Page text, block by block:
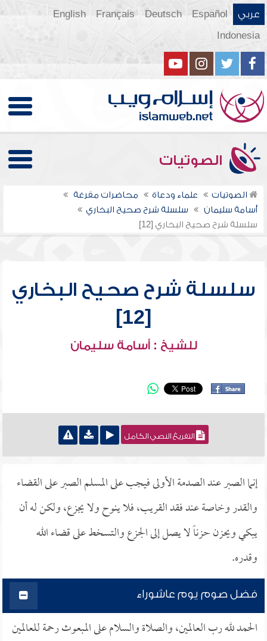
عربي Español
Deutsch
Français
English
Indonesia
الصوتيات
الصوتيات علماء ودعاة
محاضرات مفرغة
أسامة سليمان
سلسلة شرح صحيح البخاري
سلسلة شرح صحيح البخاري [12]
سلسلة شرح صحيح البخاري
[12]
للشيخ : أسامة سليمان
التفريغ النصي الكامل
إنما الصبر عند الصدمة الأولى فيجب على المسلم الصبر على القضاء
والقدر وخاصة عند فقد القريب، فلا ينوح ولا يجزع، ولكن له أن
يبكي ويحزن حزناً لا يصل إلى الجزع والتسخط على قضاء الله
وقدره.
فضل صوم يوم عاشوراء
الحمد لله رب العالمين، والصلاة والسلام على المبعوث رحمة للعالمين